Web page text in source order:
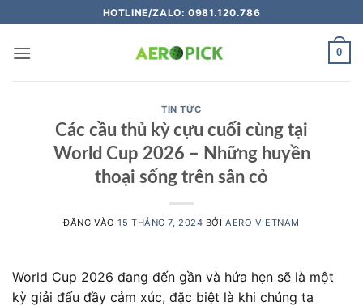
qua
nội
HOTLINE/ZALO: 0981.120.786
0
TIN TỨC
Các cầu thủ kỳ cựu cuối cùng tại
World Cup 2026 – Những huyền
thoại sống trên sân cỏ
ĐĂNG VÀO15 THÁNG 7, 2024 BỞIAERO VIETNAM
World Cup 2026 đang đến gần và hứa hẹn sẽ là một
kỳ giải đấu đầy cảm xúc, đặc biệt là khi chúng ta